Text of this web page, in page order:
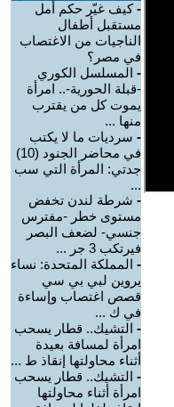
-كيف غيّر حكم أمل
مستقبل أطفال
الناجيات من الاغتصاب
في مصر؟
- المسلسل الكوري
-قبلة الحورية-.. امرأة
يموت كل من يقترب
منها ...
- سرديات ما لا يكتب
في محاضر الجنود (10)
جدتي: المرأة التي سب
...
- شرطة لندن تخفض
مستوى خطر -مفترس
جنسي- لضعف البصر
فيرتكب 3 جر ...
- المملكة المتحدة: نساء
يروين لبي بي سي
قصص اغتصاب وإساءة
في ك ...
- التشيك.. قطار يسحب
امرأة لمسافة بعيدة
أثناء محاولتها إنقاذ ط ...
- التشيك.. قطار يسحب
امرأة أثناء محاولتها